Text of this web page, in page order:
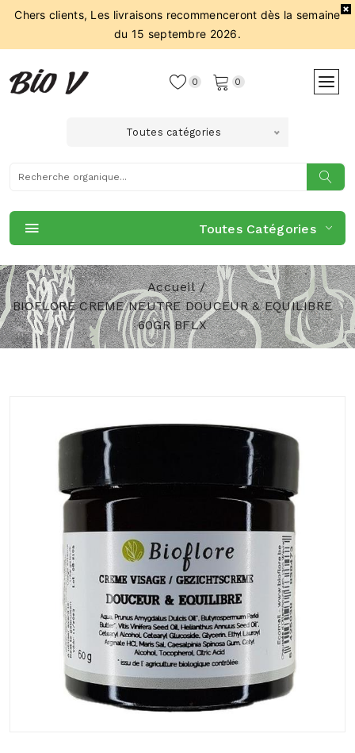
Chers clients, Les livraisons recommenceront dès la semaine
du 15 septembre 2026.
0 0
Toutes catégories
Toutes Catégories
Accueil
BIOFLORE CREME NEUTRE DOUCEUR & EQUILIBRE
60GR BFLX